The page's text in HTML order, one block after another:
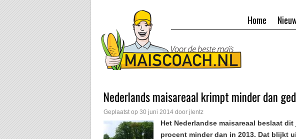
Home
Nederlands maisareaal krimpt minder dan
Geplaatst op 30 juni 2014 door jlentz
Het Nederlandse maisareaal beslaat dit
procent minder dan in 2013. Dat blijkt